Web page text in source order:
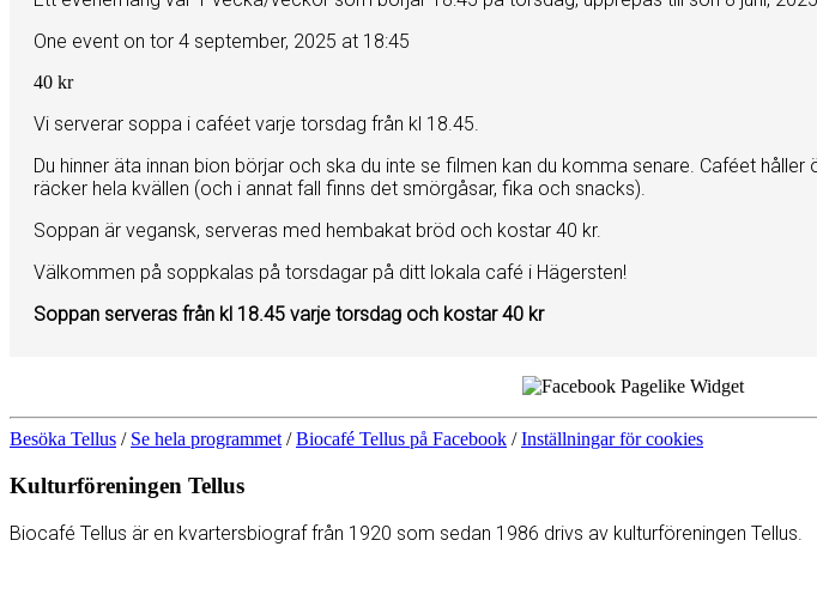
One event on tor 4 september, 2025 at 18:45
40 kr
Vi serverar soppa i caféet varje torsdag från kl 18.45.
Du hinner äta innan bion börjar och ska du inte se filmen kan du komma senare. Caféet
räcker hela kvällen (och i annat fall finns det smörgåsar, fika och snacks).
Soppan är vegansk, serveras med hembakat bröd och kostar 40 kr.
Välkommen på soppkalas på torsdagar på ditt lokala café i Hägersten!
Soppan serveras från kl 18.45 varje torsdag och kostar 40 kr
Besöka Tellus / Se hela programmet/Biocafé Tellus på Facebook /Inställningar för cookies
Kulturföreningen Tellus
Biocafé Tellus är en kvartersbiograf från 1920 som sedan 1986 drivs av kulturföreningen Tellus.